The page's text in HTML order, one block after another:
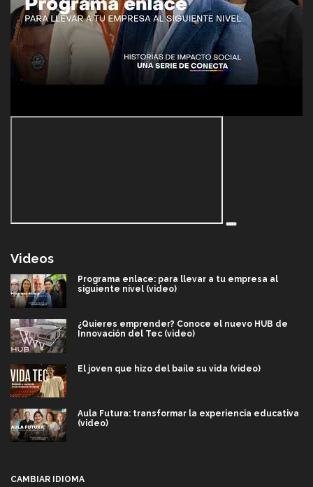
Videos
Programa enlace: para llevar a tu empresa al
siguiente nivel (video)
¿Quieres emprender? Conoce el nuevo HUB de
Innovación del Tec (video)
El joven que hizo del baile su vida (video)
Aula Futura: transformar la experiencia educativa
(video)
CAMBIAR IDIOMA